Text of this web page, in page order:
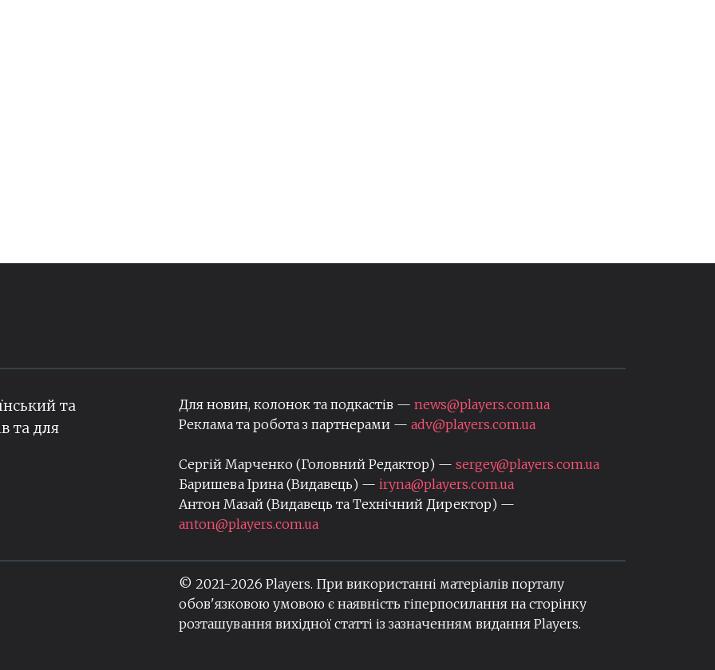
та
та для
Для новин, колонок та подкастів — news@players.com.ua
Реклама та робота з партнерами — adv@players.com.ua
Сергій Марченко (Головний Редактор) — sergey@players.com.ua
Баришева Ірина (Видавець) — iryna@players.com.ua
Антон Мазай (Видавець та Технічний Директор) —
anton@players.com.ua
© 2021-2026 Players. При використанні матеріалів порталу
обов'язковою умовою є наявність гіперпосилання на сторінку
розташування вихідної статті із зазначенням видання Players.